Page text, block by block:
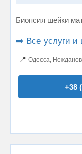
Биопсия шейки
➡️ Все услуги и
📍 Одесса,
+38